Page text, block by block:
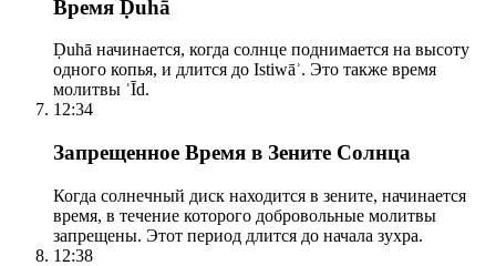
Время Ḍuhā
Ḍuhā начинается, когда солнце поднимается на высоту
одного копья, и длится до Istiwāʾ. Это также время
молитвы ʿĪd.
12:34
Запрещенное Время в Зените Солнца
Когда солнечный диск находится в зените, начинается
время, в течение которого добровольные молитвы
запрещены. Этот период длится до начала зухра.
12:38